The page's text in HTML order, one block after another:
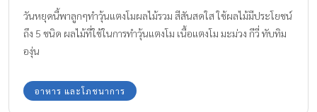
วันหยุดนี้พาลูกๆทำวุ้นแตงโมผลไม้รวม สีสันสดใส ใช้ผลไม้มีประโยชน์
ถึง 5 ชนิด ผลไม้ที่ใช้ในการทำวุ้นแตงโม เนื้อแตงโม มะม่วง กีวี่ ทับทิม
องุ่น
อาหาร และโภชนาการ